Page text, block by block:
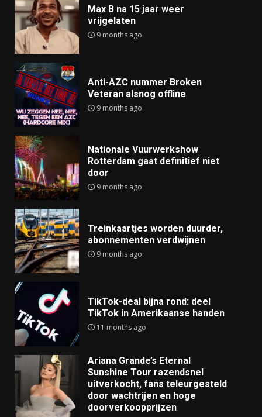
Max B na 15 jaar weer
vrijgelaten
9 months ago
Anti-AZC nummer Broken
Veteran alsnog offline
9 months ago
Nationale Vuurwerkshow
Rotterdam gaat definitief niet
door
9 months ago
Treinkaartjes worden duurder,
abonnementen verdwijnen
9 months ago
TikTok-deal bijna rond: deel
TikTok in Amerikaanse handen
11 months ago
Ariana Grande’s Eternal
Sunshine Tour razendsnel
uitverkocht, fans teleurgesteld
door wachtrijen en hoge
doorverkoopprijzen